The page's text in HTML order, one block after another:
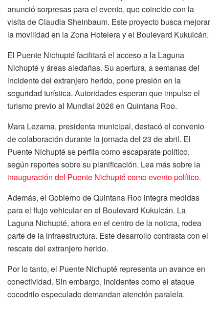
anunció sorpresas para el evento, que coincide con la
visita de Claudia Sheinbaum. Este proyecto busca mejorar
la movilidad en la Zona Hotelera y el Boulevard Kukulcán.
El Puente Nichupté facilitará el acceso a la Laguna
Nichupté y áreas aledañas. Su apertura, a semanas del
incidente del extranjero herido, pone presión en la
seguridad turística. Autoridades esperan que impulse el
turismo previo al Mundial 2026 en Quintana Roo.
Mara Lezama, presidenta municipal, destacó el convenio
de colaboración durante la jornada del 23 de abril. El
Puente Nichupté se perfila como escaparate político,
según reportes sobre su planificación. Lea más sobre la
inauguración del Puente Nichupté como evento político.
Además, el Gobierno de Quintana Roo integra medidas
para el flujo vehicular en el Boulevard Kukulcán. La
Laguna Nichupté, ahora en el centro de la noticia, rodea
parte de la infraestructura. Este desarrollo contrasta con el
rescate del extranjero herido.
Por lo tanto, el Puente Nichupté representa un avance en
conectividad. Sin embargo, incidentes como el ataque
cocodrilo especulado demandan atención paralela.